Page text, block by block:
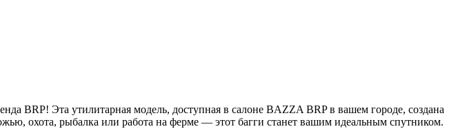
BRP! Эта утилитарная модель, доступная в салоне BAZZA BRP в вашем городе, создана
охота, рыбалка или работа на ферме — этот багги станет вашим идеальным спутником.